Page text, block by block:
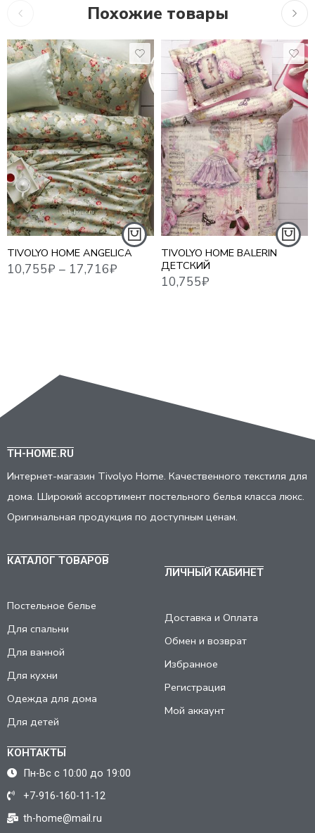
Похожие товары
TIVOLYO HOME ANGELICA
10,755₽–17,716₽
1,5 СПАЛЬНЫЙ
ЕВРО СТАНДАРТ
ЕВРО MAXI
СЕМЕЙНЫЙ
TIVOLYO HOME BALERIN
ДЕТСКИЙ
10,755₽
TH-HOME.RU
Интернет-магазин Tivolyo Home. Качественного текстиля для
дома. Широкий ассортимент постельного белья класса люкс.
Оригинальная продукция по доступным ценам.
КАТАЛОГ ТОВАРОВ
Постельное белье
Для спальни
Для ванной
Для кухни
Одежда для дома
Для детей
ЛИЧНЫЙ КАБИНЕТ
Доставка и Оплата
Обмен и возврат
Избранное
Регистрация
Мой аккаунт
КОНТАКТЫ
Пн-Вс с 10:00 до 19:00
+7-916-160-11-12
th-home@mail.ru